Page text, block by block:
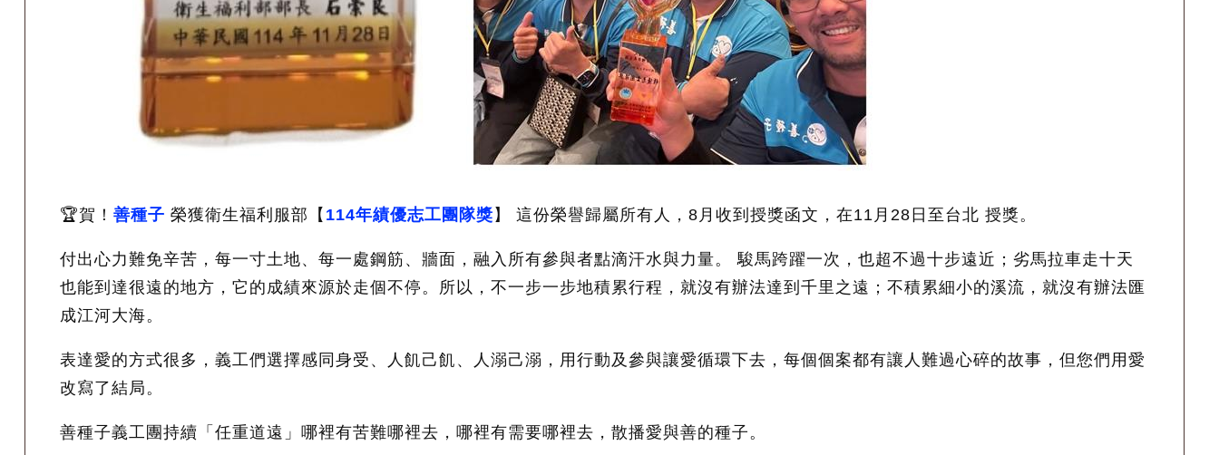
🏆賀！ 善種子 榮獲衛生福利服部【 114年績優志工團隊獎 】 這份榮譽歸屬所有人，8月收到授獎函文，在11月28日至台北 授獎。
付出心力難免辛苦，每一寸土地、每一處鋼筋、牆面，融入所有參與者點滴汗水與力量。 駿馬跨躍一次，也超不過十步遠近；劣馬拉車走十天
也能到達很遠的地方，它的成績來源於走個不停。所以，不一步一步地積累行程，就沒有辦法達到千里之遠；不積累細小的溪流，就沒有辦法匯
成江河大海。
表達愛的方式很多，義工們選擇感同身受、人飢己飢、人溺己溺，用行動及參與讓愛循環下去，每個個案都有讓人難過心碎的故事，但您們用愛
改寫了結局。
善種子義工團持續「任重道遠」哪裡有苦難哪裡去，哪裡有需要哪裡去，散播愛與善的種子。